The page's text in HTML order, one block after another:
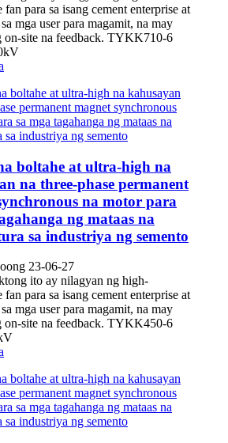
fan para sa isang cement enterprise at
mga user para magamit, na may
on-site na feedback. TYKK710-6
boltahe at ultra-high na
na three-phase permanent
na motor para
ng mataas na
sa industriya ng semento
23-06-27
ito ay nilagyan ng high-
fan para sa isang cement enterprise at
mga user para magamit, na may
on-site na feedback. TYKK450-6